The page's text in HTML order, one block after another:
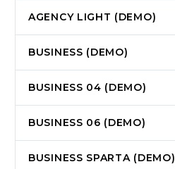
AGENCY LIGHT (DEMO)
BUSINESS (DEMO)
BUSINESS 04 (DEMO)
BUSINESS 06 (DEMO)
BUSINESS SPARTA (DEMO)